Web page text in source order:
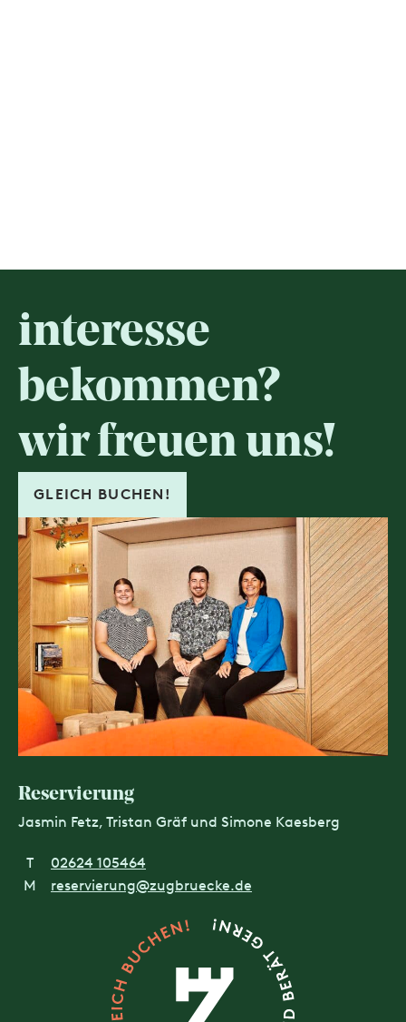
interesse
bekommen?
wir freuen uns!
GLEICH BUCHEN!
Reservierung
Jasmin Fetz, Tristan Gräf und Simone Kaesberg
T
02624 105464
M
reservierung@zugbruecke.de